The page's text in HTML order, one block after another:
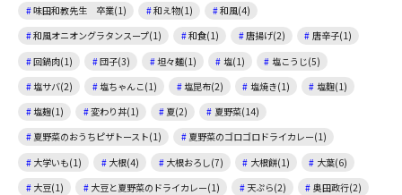
味田和教先生 卒業(1)
和え物(1)
和風(4)
和風オニオングラタンスープ(1)
和食(1) 唐揚げ(2)
唐辛子(1)
回鍋肉(1)
団子(3) 坦々麺(1) 塩(1)
塩こうじ(5)
塩サバ(2)
塩ちゃんこ(1) 塩昆布(2) 塩焼き(1)
塩麴(1)
塩麹(1)
変わり丼(1) 夏(2)
夏野菜(14)
夏野菜のおうちピザトースト(1)
夏野菜のゴロゴロドライカレー(1)
大学いも(1)
大根(4) 大根おろし(7) 大根餅(1)
大葉(6)
大豆(1)
大豆と夏野菜のドライカレー(1) 天ぷら(2)
奥田政行(2)